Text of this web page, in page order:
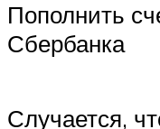
Пополнить
Сбербанка
Случается,